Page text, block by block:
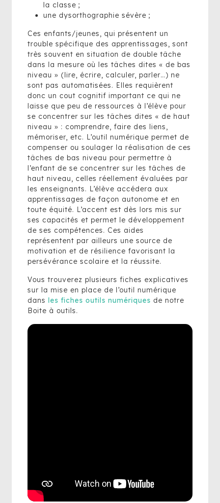
la classe ;
une dysorthographie sévère ;
Ces enfants/jeunes, qui présentent un
trouble spécifique des apprentissages, sont
très souvent en situation de double tâche
dans la mesure où les tâches dites « de bas
niveau » (lire, écrire, calculer, parler…) ne
sont pas automatisées. Elles requièrent
donc un cout cognitif important ce qui ne
laisse que peu de ressources à l’élève pour
se concentrer sur les tâches dites « de haut
niveau » : comprendre, faire des liens,
mémoriser, etc. L’outil numérique permet de
compenser ou soulager la réalisation de ces
tâches de bas niveau pour permettre à
l’enfant de se concentrer sur les tâches de
haut niveau, celles réellement évaluées par
les enseignants. L’élève accédera aux
apprentissages de façon autonome et en
toute équité. L’accent est dès lors mis sur
ses capacités et permet le développement
de ses compétences. Ces aides
représentent par ailleurs une source de
motivation et de résilience favorisant la
persévérance scolaire et la réussite.
Vous trouverez plusieurs fiches explicatives
sur la mise en place de l’outil numérique
dans les fiches outils numériques de notre
Boite à outils.